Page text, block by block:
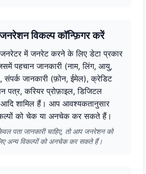
विकल्प कॉन्फ़िगर करें
में जनरेट करने के लिए डेटा प्रकार
पहचान जानकारी (नाम, लिंग, आयु,
संपर्क जानकारी (फ़ोन, ईमेल), क्रेडिट
पत्र, करियर प्रोफ़ाइल, डिजिटल
आदि शामिल हैं। आप आवश्यकतानुसार
को चेक या अनचेक कर सकते हैं।
पता जानकारी चाहिए, तो आप जनरेशन को
अन्य विकल्पों को अनचेक कर सकते हैं।